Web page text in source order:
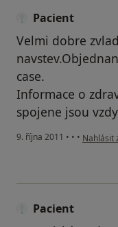
Pacient
Velmi dobre
case.
Informace o
spojene jsou
9. října 2011 • • • podle
Nahlásit
Pacient